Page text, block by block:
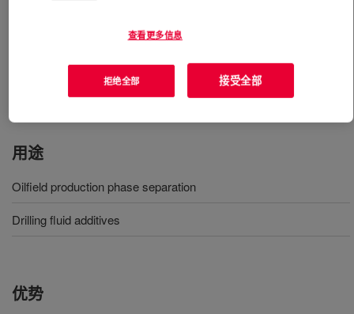
levels, provide a sharper interface between the two
phases for easier separation and effectively remove
more water to get closer to commercial crude oil
specifications.
用途
Oilfield production phase separation
Drilling fluid additives
优势
查看更多信息
拒绝全部 接受全部